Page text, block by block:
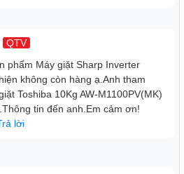
QTV
phẩm Máy giặt Sharp Inverter
không còn hàng ạ.Anh tham
Toshiba 10Kg AW-M1100PV(MK)
tin đến anh.Em cảm ơn!
lời